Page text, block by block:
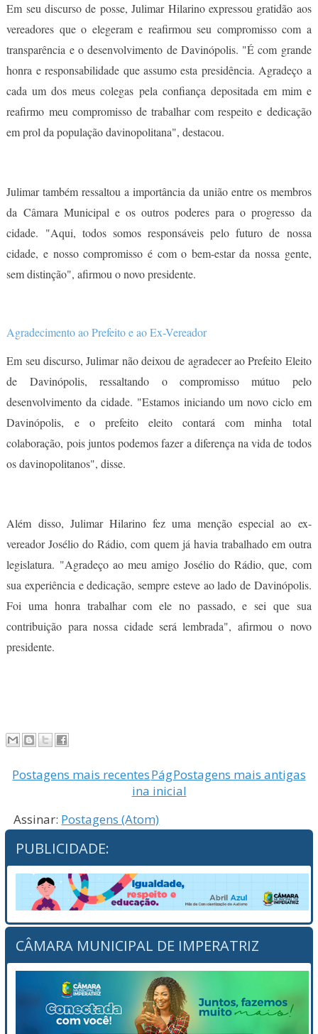
Em seu discurso de posse, Julimar Hilarino expressou gratidão aos
vereadores que o elegeram e reafirmou seu compromisso com a
transparência e o desenvolvimento de Davinópolis. "É com grande
honra e responsabilidade que assumo esta presidência. Agradeço a
cada um dos meus colegas pela confiança depositada em mim e
reafirmo meu compromisso de trabalhar com respeito e dedicação
em prol da população davinopolitana", destacou.
Julimar também ressaltou a importância da união entre os membros
da Câmara Municipal e os outros poderes para o progresso da
cidade. "Aqui, todos somos responsáveis pelo futuro de nossa
cidade, e nosso compromisso é com o bem-estar da nossa gente,
sem distinção", afirmou o novo presidente.
Agradecimento ao Prefeito e ao Ex-Vereador
Em seu discurso, Julimar não deixou de agradecer ao Prefeito Eleito
de Davinópolis, ressaltando o compromisso mútuo pelo
desenvolvimento da cidade. "Estamos iniciando um novo ciclo em
Davinópolis, e o prefeito eleito contará com minha total
colaboração, pois juntos podemos fazer a diferença na vida de todos
os davinopolitanos", disse.
Além disso, Julimar Hilarino fez uma menção especial ao ex-
vereador Josélio do Rádio, com quem já havia trabalhado em outra
legislatura. "Agradeço ao meu amigo Josélio do Rádio, que, com
sua experiência e dedicação, sempre esteve ao lado de Davinópolis.
Foi uma honra trabalhar com ele no passado, e sei que sua
contribuição para nossa cidade será lembrada", afirmou o novo
presidente.
Postagens mais recentes Postagens mais antigas
Pág
ina inicial
Assinar: Postagens (Atom)
PUBLICIDADE:
CÂMARA MUNICIPAL DE IMPERATRIZ